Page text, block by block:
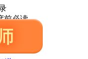
前必读